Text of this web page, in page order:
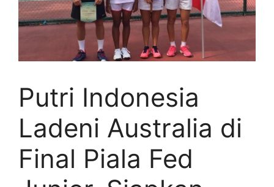
Putri Indonesia
Ladeni Australia di
Final Piala Fed